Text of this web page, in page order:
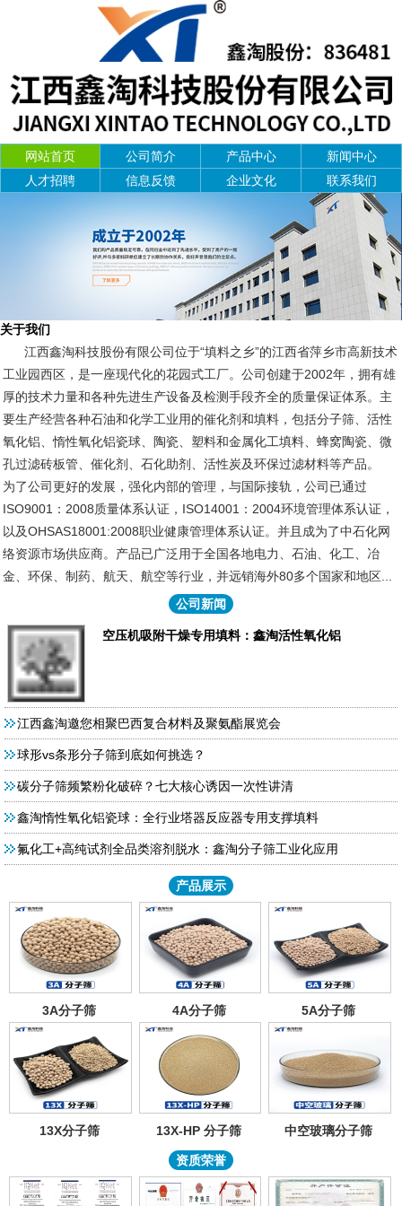
网站首页 公司简介 产品中心
新闻中心
人才招聘
信息反馈 企业文化 联系我们
关于我们
江西鑫淘科技股份有限公司位于“填料之乡”的江西省萍乡市高新技术
工业园西区，是一座现代化的花园式工厂。公司创建于2002年，拥有雄
厚的技术力量和各种先进生产设备及检测手段齐全的质量保证体系。主
要生产经营各种石油和化学工业用的催化剂和填料，包括分子筛、活性
氧化铝、惰性氧化铝瓷球、陶瓷、塑料和金属化工填料、蜂窝陶瓷、微
孔过滤砖板管、催化剂、石化助剂、活性炭及环保过滤材料等产品。
为了公司更好的发展，强化内部的管理，与国际接轨，公司已通过
ISO9001：2008质量体系认证，ISO14001：2004环境管理体系认证，
以及OHSAS18001:2008职业健康管理体系认证。并且成为了中石化网
络资源市场供应商。产品已广泛用于全国各地电力、石油、化工、冶
金、环保、制药、航天、航空等行业，并远销海外80多个国家和地区...
公司新闻
空压机吸附干燥专用填料：鑫淘活性氧化铝
江西鑫淘邀您相聚巴西复合材料及聚氨酯展览会
球形vs条形分子筛到底如何挑选？
碳分子筛频繁粉化破碎？七大核心诱因一次性讲清
鑫淘惰性氧化铝瓷球：全行业塔器反应器专用支撑填料
氟化工+高纯试剂全品类溶剂脱水：鑫淘分子筛工业化应用
产品展示
3A分子筛 4A分子筛 5A分子筛
13X分子筛 13X-HP 分子筛 中空玻璃分子筛
资质荣誉